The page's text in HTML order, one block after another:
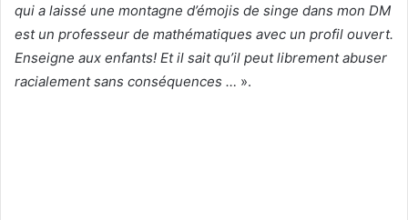
qui a laissé une montagne d’émojis de singe dans mon DM
est un professeur de mathématiques avec un profil ouvert.
Enseigne aux enfants! Et il sait qu’il peut librement abuser
racialement sans conséquences … ».